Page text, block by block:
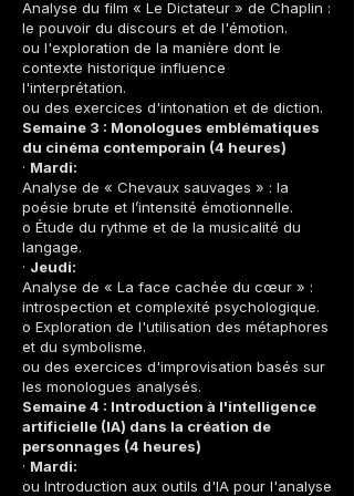
Analyse du film « Le Dictateur » de Chaplin :
le pouvoir du discours et de l'émotion.
ou l'exploration de la manière dont le
contexte historique influence
l'interprétation.
ou des exercices d'intonation et de diction.
Semaine 3 : Monologues emblématiques
du cinéma contemporain (4 heures)
· Mardi:
Analyse de « Chevaux sauvages » : la
poésie brute et l’intensité émotionnelle.
o Étude du rythme et de la musicalité du
langage.
· Jeudi:
Analyse de « La face cachée du cœur » :
introspection et complexité psychologique.
o Exploration de l'utilisation des métaphores
et du symbolisme.
ou des exercices d'improvisation basés sur
les monologues analysés.
Semaine 4 : Introduction à l'intelligence
artificielle (IA) dans la création de
personnages (4 heures)
· Mardi:
ou Introduction aux outils d'IA pour l'analyse